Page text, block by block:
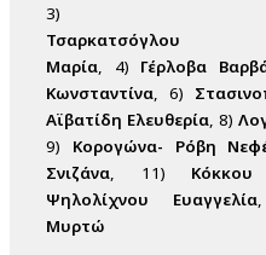
3)
Τσαρκατσόγλου
Μαρία, 4) Γέρλοβα
Κωνσταντίνα, 6)
Αϊβατίδη Ελευθερία, 8)
9) Κορογώνα- Ρόβη
Σνιζάνα, 11)
Ψηλολίχνου Ευαγγελία
Μυρτώ